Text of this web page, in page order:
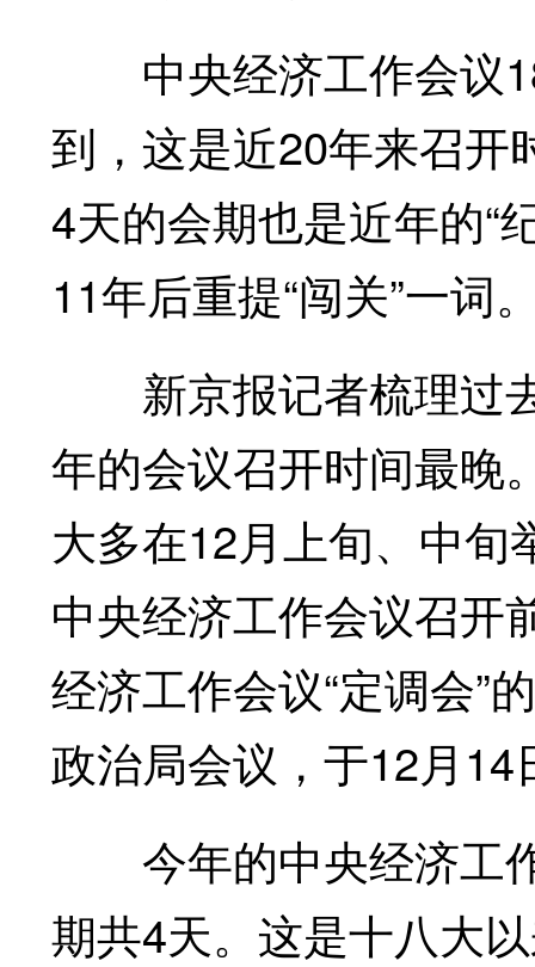
中央经济工作会议
到，这是近20年来召开
4天的会期也是近年的“
11年后重提“闯关”一词
新京报记者梳理过
年的会议召开时间最晚
大多在12月上旬、中旬
中央经济工作会议召开
经济工作会议“定调会”
政治局会议，于12月
今年的中央经济工
期共4天。这是十八大